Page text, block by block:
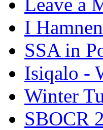
I
SSA in
Isiqalo -
Winter
SBOCR